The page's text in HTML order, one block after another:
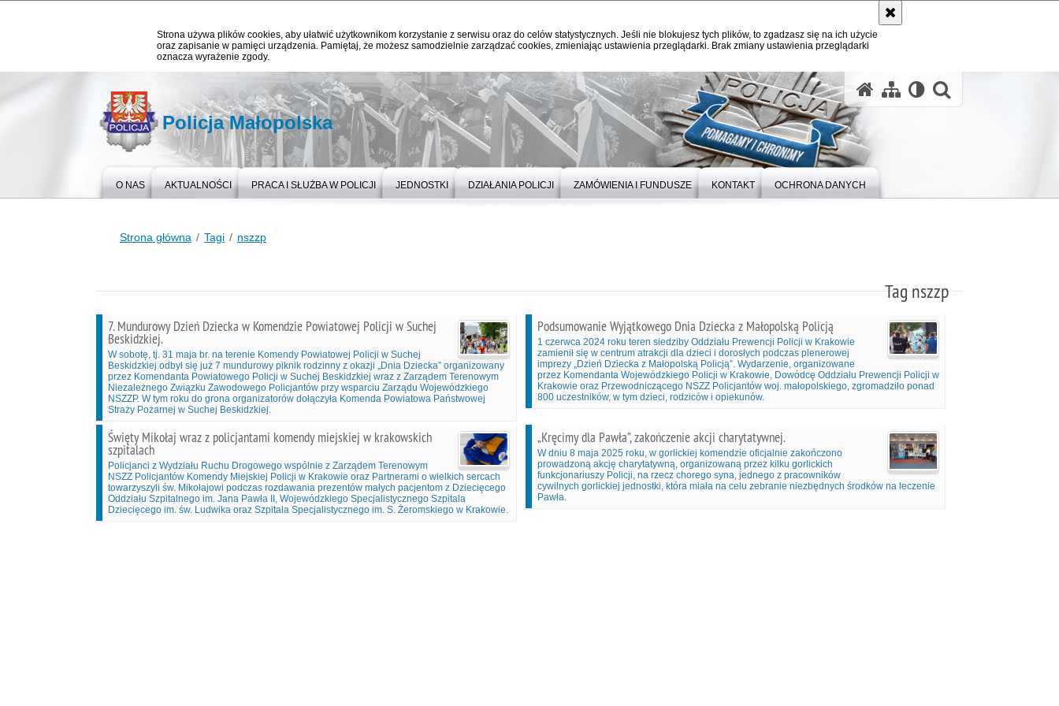
Strona używa plików cookies, aby ułatwić użytkownikom korzystanie z serwisu oraz do celów statystycznych. Jeśli nie blokujesz tych plików, to zgadzasz się na ich użycie
oraz zapisanie w pamięci urządzenia. Pamiętaj, że możesz samodzielnie zarządzać cookies, zmieniając ustawienia przeglądarki. Brak zmiany ustawienia przeglądarki
oznacza wyrażenie zgody.
Policja Małopolska
O NAS AKTUALNOŚCI PRACA I SŁUŻBA W POLICJI JEDNOSTKI DZIAŁANIA POLICJI ZAMÓWIENIA I FUNDUSZE KONTAKT OCHRONA DANYCH
Strona główna Tagi nszzp
Tag nszzp
7. Mundurowy Dzień Dziecka w Komendzie Powiatowej Policji w Suchej
Beskidzkiej.
W sobotę, tj. 31 maja br. na terenie Komendy Powiatowej Policji w Suchej
Beskidzkiej odbył się już 7 mundurowy piknik rodzinny z okazji „Dnia Dziecka” organizowany
przez Komendanta Powiatowego Policji w Suchej Beskidzkiej wraz z Zarządem Terenowym
Niezależnego Związku Zawodowego Policjantów przy wsparciu Zarządu Wojewódzkiego
NSZZP. W tym roku do grona organizatorów dołączyła Komenda Powiatowa Państwowej
Straży Pożarnej w Suchej Beskidzkiej.
Podsumowanie Wyjątkowego Dnia Dziecka z Małopolską Policją
1 czerwca 2024 roku teren siedziby Oddziału Prewencji Policji w Krakowie
zamienił się w centrum atrakcji dla dzieci i dorosłych podczas plenerowej
imprezy „Dzień Dziecka z Małopolską Policją”. Wydarzenie, organizowane
przez Komendanta Wojewódzkiego Policji w Krakowie, Dowódcę Oddziału Prewencji Policji w
Krakowie oraz Przewodniczącego NSZZ Policjantów woj. małopolskiego, zgromadziło ponad
800 uczestników, w tym dzieci, rodziców i opiekunów.
Święty Mikołaj wraz z policjantami komendy miejskiej w krakowskich
szpitalach
Policjanci z Wydziału Ruchu Drogowego wspólnie z Zarządem Terenowym
NSZZ Policjantów Komendy Miejskiej Policji w Krakowie oraz Partnerami o wielkich sercach
towarzyszyli św. Mikołajowi podczas rozdawania prezentów małych pacjentom z Dziecięcego
Oddziału Szpitalnego im. Jana Pawła II, Wojewódzkiego Specjalistycznego Szpitala
Dziecięcego im. św. Ludwika oraz Szpitala Specjalistycznego im. S. Żeromskiego w Krakowie.
„Kręcimy dla Pawła”, zakończenie akcji charytatywnej.
W dniu 8 maja 2025 roku, w gorlickiej komendzie oficjalnie zakończono
prowadzoną akcję charytatywną, organizowaną przez kilku gorlickich
funkcjonariuszy Policji, na rzecz chorego syna, jednego z pracowników
cywilnych gorlickiej jednostki, która miała na celu zebranie niezbędnych środków na leczenie
Pawła.